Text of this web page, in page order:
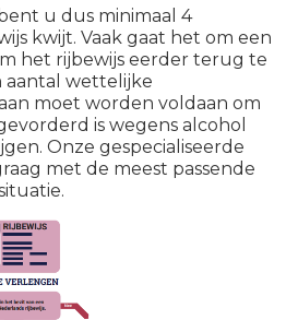
u dus minimaal 4
kwijt. Vaak gaat het om een
het rijbewijs eerder terug te
aantal wettelijke
moet worden voldaan om
is wegens alcohol
Onze gespecialiseerde
met de meest passende